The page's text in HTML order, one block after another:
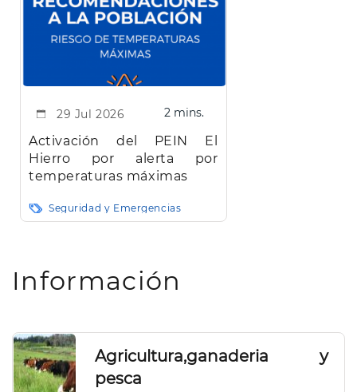
29 Jul 2026 2 mins.
Activación del PEIN El
Hierro por alerta por
temperaturas máximas
Seguridad y Emergencias
Paginación
Información
Agricultura,ganaderia y
pesca